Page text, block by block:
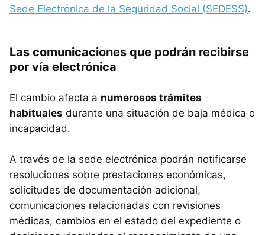
Sede Electrónica de la Seguridad Social (SEDESS).
Las comunicaciones que podrán recibirse
por vía electrónica
El cambio afecta a numerosos trámites
habituales durante una situación de baja médica o
incapacidad.
A través de la sede electrónica podrán notificarse
resoluciones sobre prestaciones económicas,
solicitudes de documentación adicional,
comunicaciones relacionadas con revisiones
médicas, cambios en el estado del expediente o